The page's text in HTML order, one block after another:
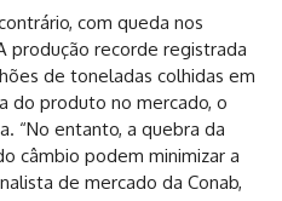
com queda nos
produção recorde registrada
de toneladas colhidas em
do produto no mercado, o
“No entanto, a quebra da
câmbio podem minimizar a
de mercado da Conab,